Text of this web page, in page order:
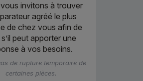
invitons à trouver
agréé le plus
de chez vous afin de
peut apporter une
à vos besoins.
de rupture temporaire de
certaines pièces.